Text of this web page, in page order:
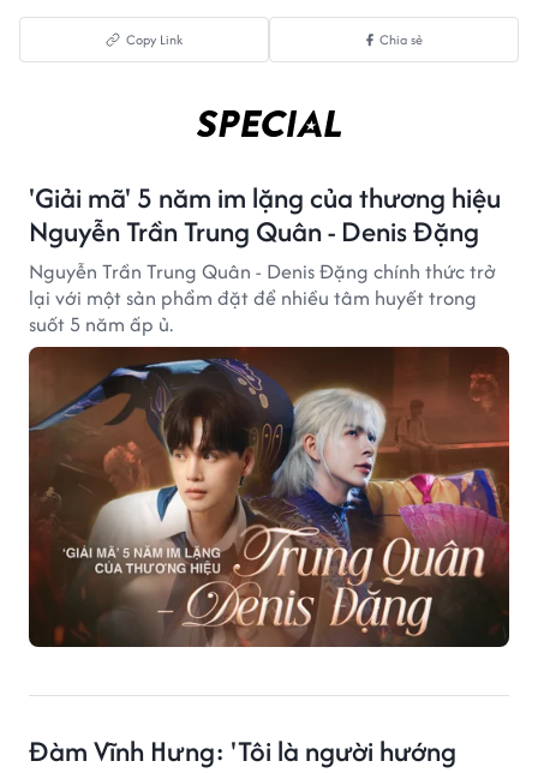
Copy Link Chia sẻ
'Giải mã' 5 năm im lặng của thương hiệu
Nguyễn Trần Trung Quân - Denis Đặng
Nguyễn Trần Trung Quân - Denis Đặng chính thức trở
lại với một sản phẩm đặt để nhiều tâm huyết trong
suốt 5 năm ấp ủ.
Đàm Vĩnh Hưng: 'Tôi là người hướng